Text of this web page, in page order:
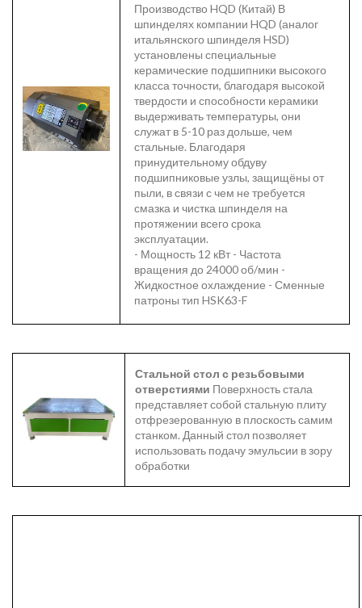
Производство HQD (Китай) В
шпинделях компании HQD (аналог
итальянского шпинделя HSD)
установлены специальные
керамические подшипники высокого
класса точности, благодаря высокой
твердости и способности керамики
выдерживать температуры, они
служат в 5-10 раз дольше, чем
стальные. Благодаря
принудительному обдуву
подшипниковые узлы, защищёны от
пыли, в связи с чем не требуется
смазка и чистка шпинделя на
протяжении всего срока
эксплуатации.
- Мощность 12 кВт - Частота
вращения до 24000 об/мин -
Жидкостное охлаждение - Сменные
патроны тип HSK63-F
Стальной стол с резьбовыми
отверстиями Поверхность стала
представляет собой стальную плиту
отфрезерованную в плоскость самим
станком. Данный стол позволяет
использовать подачу эмульсии в зору
обработки